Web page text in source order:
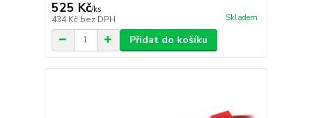
525 Kč/ks
434 Kč bez DPH Skladem
Přidat do košíku